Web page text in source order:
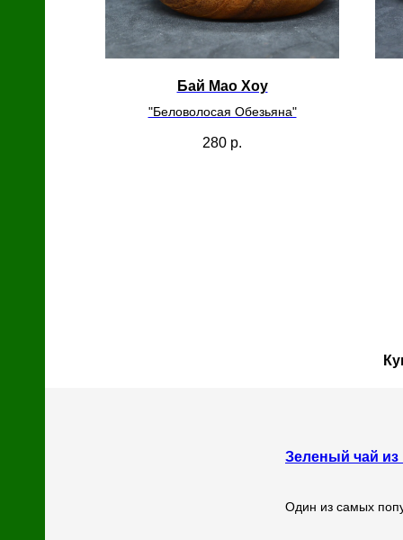
Бай Мао Хоу
"Беловолосая Обезьяна"
280 р.
Зеленый чай из
Один из самых